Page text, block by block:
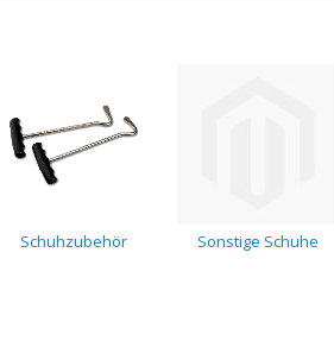
Schuhzubehör Sonstige Schuhe